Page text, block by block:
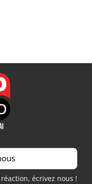
écrivez nous !